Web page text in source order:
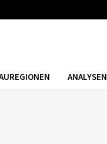
ANALYSEN